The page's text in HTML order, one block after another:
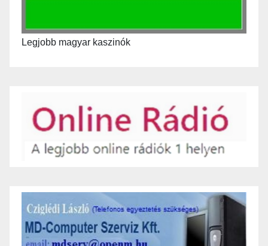
Legjobb magyar kaszinók